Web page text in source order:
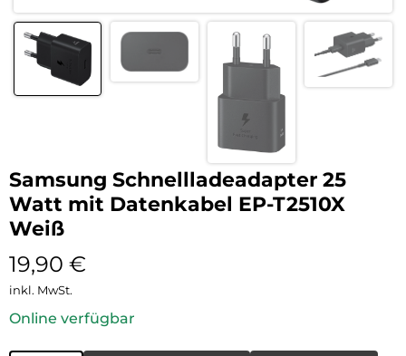
Samsung Schnellladeadapter 25
Watt mit Datenkabel EP-T2510X
Weiß
19,90 €
inkl. MwSt.
Online verfügbar